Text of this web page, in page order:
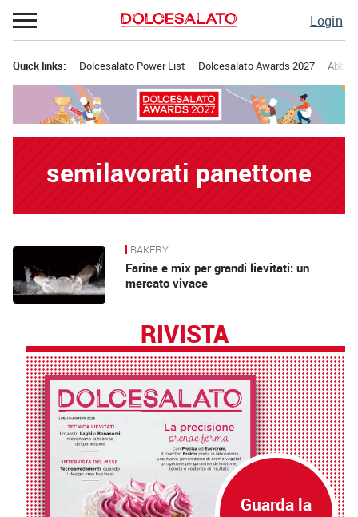
Passa
al
Login
principale
Quick links: Dolcesalato Power List Dolcesalato Awards 2027
semilavorati panettone
News BAKERY
Farine e mix per grandi lievitati: un
mercato vivace
RIVISTA